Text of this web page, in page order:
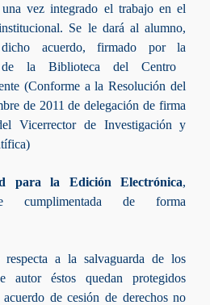
una vez integrado el trabajo en el
Se le dará al alumno,
acuerdo, firmado por la
de la Biblioteca del Centro
(Conforme a la Resolución del
de 2011 de delegación de firma
Vicerrector de Investigación y
para la Edición Electrónica,
cumplimentada de forma
a la salvaguarda de los
autor éstos quedan protegidos
de cesión de derechos no